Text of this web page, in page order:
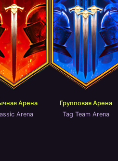
Арена
Arena
Групповая Арена
Tag Team Arena